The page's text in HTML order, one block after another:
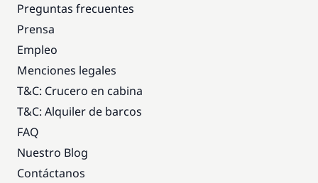
Preguntas frecuentes
Prensa
Empleo
Menciones legales
T&C: Crucero en cabina
T&C: Alquiler de barcos
FAQ
Nuestro Blog
Contáctanos